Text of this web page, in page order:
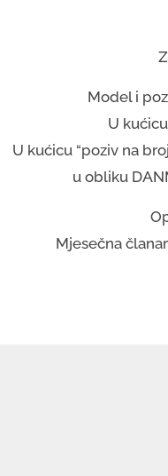
Model i
U
U kućicu “poziv na
u obliku
Mjesečna